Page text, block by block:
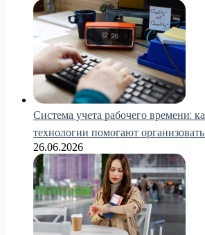
Система учета рабочего времени:
технологии помогают
26.06.2026